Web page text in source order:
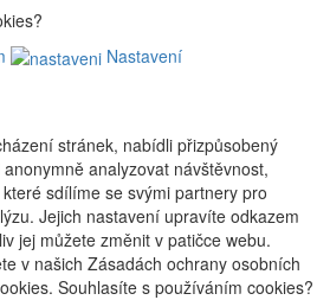
Nastavení
stránek, nabídli přizpůsobený
analyzovat návštěvnost,
sdílíme se svými partnery pro
Jejich nastavení upravíte odkazem
jej můžete změnit v patičce webu.
v našich Zásadách ochrany osobních
Souhlasíte s používáním cookies?